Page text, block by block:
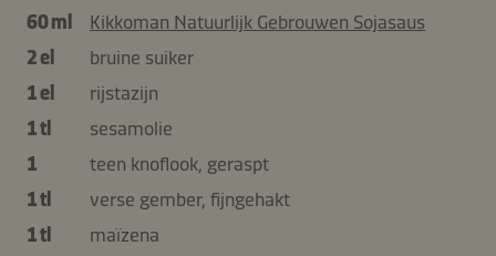
60 ml
Kikkoman Natuurlijk Gebrouwen Sojasaus
2 el
bruine suiker
1 el
rijstazijn
1 tl
sesamolie
1
teen knoflook, geraspt
1 tl
verse gember, fijngehakt
1 tl
maïzena